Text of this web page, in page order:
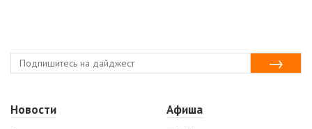
Новости
Афиша